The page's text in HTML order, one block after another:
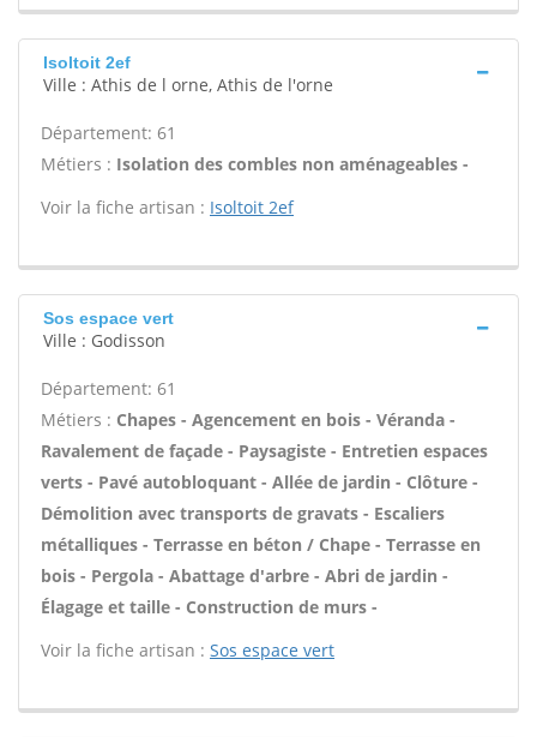
Isoltoit 2ef
Ville : Athis de l orne, Athis de l'orne
Département: 61
Métiers : Isolation des combles non aménageables -
Voir la fiche artisan : Isoltoit 2ef
Sos espace vert
Ville : Godisson
Département: 61
Métiers : Chapes - Agencement en bois - Véranda -
Ravalement de façade - Paysagiste - Entretien espaces
verts - Pavé autobloquant - Allée de jardin - Clôture -
Démolition avec transports de gravats - Escaliers
métalliques - Terrasse en béton / Chape - Terrasse en
bois - Pergola - Abattage d'arbre - Abri de jardin -
Élagage et taille - Construction de murs -
Voir la fiche artisan : Sos espace vert